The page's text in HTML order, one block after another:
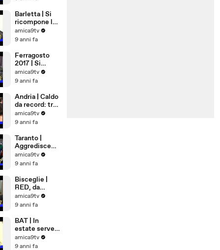
Puglia
Barletta | Si
ricompone la
Democrazia
Cristiana
amica9tv
9 anni fa
Ferragosto
2017 | Si
rimane a casa
amica9tv
9 anni fa
Andria | Caldo
da record: tra
cibi freschi e
matrimoni
amica9tv
9 anni fa
Taranto |
Aggredisce
anzia in
ospedale
amica9tv
9 anni fa
Bisceglie |
RED, da
Settembre
lavoro per 81
amica9tv
9 anni fa
BAT | In
estate serve
più sangue,
appello alla
amica9tv
9 anni fa